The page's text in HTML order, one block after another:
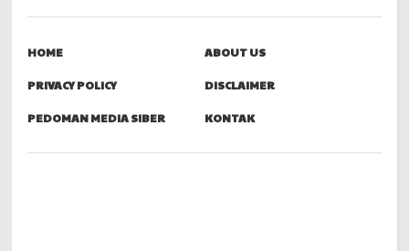
HOME ABOUT US
PRIVACY POLICY DISCLAIMER
PEDOMAN MEDIA SIBER KONTAK